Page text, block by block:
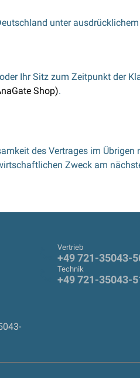
unter
Ihr Sitz zum Zeitpunkt der
Shop).
des Vertrages im Übrigen
Zweck am
Vertrieb
+49 721-35043-
Technik
+49 721-35043-